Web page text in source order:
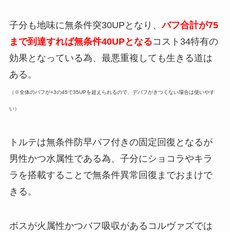
子分も地味に無条件突30UPとなり、バフ合計が75
まで到達すれば無条件40UPとなるコスト34特有の
効果となっている為、最悪重複しても生きる道は
ある。
（※全体のバフが+3の45で35UPを超えられるので、デバフがきつくない場合は使いやす
い）
トルテは無条件防早バフ付きの固定回復となるが
男性かつ水属性である為、子分にショコラやキラ
ラを搭載することで無条件異常回復までおまけで
きる。
ボスが火属性かつバフ吸収があるコルヴァズでは